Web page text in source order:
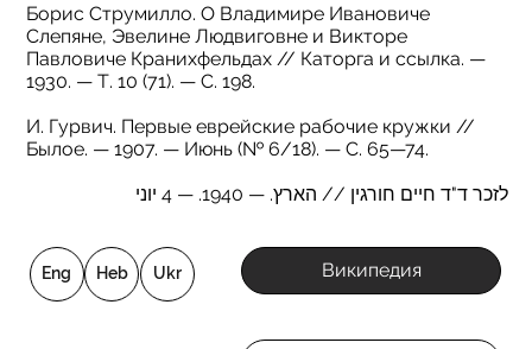
Eng Heb Ukr Википедия
Борис Струмилло. О Владимире Ивановиче
Слепяне, Эвелине Людвиговне и Викторе
Павловиче Кранихфельдах // Каторга и ссылка. —
1930. — Т. 10 (71). — С. 198.
И. Гурвич. Первые еврейские рабочие кружки //
Былое. — 1907. — Июнь (№ 6/18). — С. 65—74.
לזכר ד"ד חיים חורגין // הארץ. — 1940. — 4 יוני